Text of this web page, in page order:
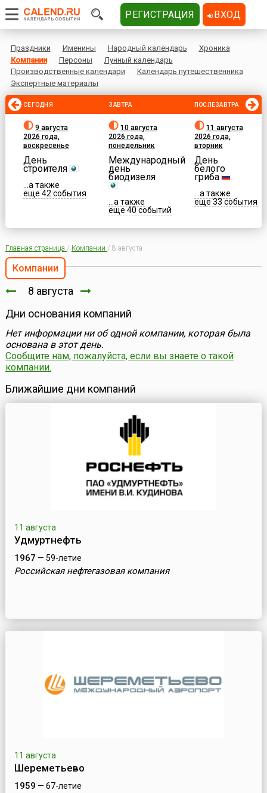
Праздники Именины Народный календарь
Хроника
Компании
Персоны
Лунный календарь
Производственные календари
Календарь путешественника
Экспертные материалы
СЕГОДНЯ
9 августа
2026 года,
воскресенье
День
строителя
...а также
еще 42 события
ЗАВТРА
10 августа
2026 года,
понедельник
Международный
день
биодизеля
...а также
еще 40 событий
ПОСЛЕЗАВТРА
11 августа
2026 года,
вторник
День
белого
гриба
...а также
еще 33 события
Главная страница / Компании / 8 августа
Компании
8 августа
Дни основания компаний
Нет информации ни об одной компании, которая была
основана в этот день.
Сообщите нам, пожалуйста, если вы знаете о такой
компании.
Ближайшие дни компаний
11 августа
Удмуртнефть
1967 — 59-летие
Российская нефтегазовая компания
11 августа
Шереметьево
1959 — 67-летие
РЕГИСТРАЦИЯ ВХОД